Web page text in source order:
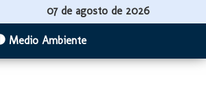
07 de agosto de 2026
Medio Ambiente